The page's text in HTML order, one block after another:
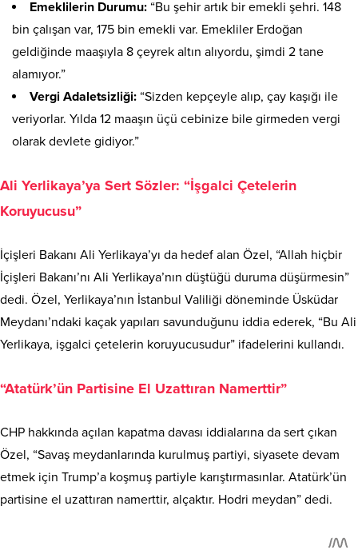
Emeklilerin Durumu: “Bu şehir artık bir emekli şehri. 148
bin çalışan var, 175 bin emekli var. Emekliler Erdoğan
geldiğinde maaşıyla 8 çeyrek altın alıyordu, şimdi 2 tane
alamıyor.”
Vergi Adaletsizliği: “Sizden kepçeyle alıp, çay kaşığı ile
veriyorlar. Yılda 12 maaşın üçü cebinize bile girmeden vergi
olarak devlete gidiyor.”
Ali Yerlikaya’ya Sert Sözler: “İşgalci Çetelerin
Koruyucusu”
İçişleri Bakanı Ali Yerlikaya’yı da hedef alan Özel, “Allah hiçbir
İçişleri Bakanı’nı Ali Yerlikaya’nın düştüğü duruma düşürmesin”
dedi. Özel, Yerlikaya’nın İstanbul Valiliği döneminde Üsküdar
Meydanı’ndaki kaçak yapıları savunduğunu iddia ederek, “Bu Ali
Yerlikaya, işgalci çetelerin koruyucusudur” ifadelerini kullandı.
“Atatürk’ün Partisine El Uzattıran Namerttir”
CHP hakkında açılan kapatma davası iddialarına da sert çıkan
Özel, “Savaş meydanlarında kurulmuş partiyi, siyasete devam
etmek için Trump’a koşmuş partiyle karıştırmasınlar. Atatürk’ün
partisine el uzattıran namerttir, alçaktır. Hodri meydan” dedi.